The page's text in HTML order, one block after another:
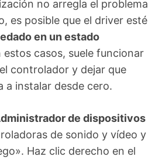
no arregla el problema
es posible que el driver esté
en un estado
estos casos, suele funcionar
controlador y dejar que
a instalar desde cero.
de dispositivos
de sonido y vídeo y
Haz clic derecho en el